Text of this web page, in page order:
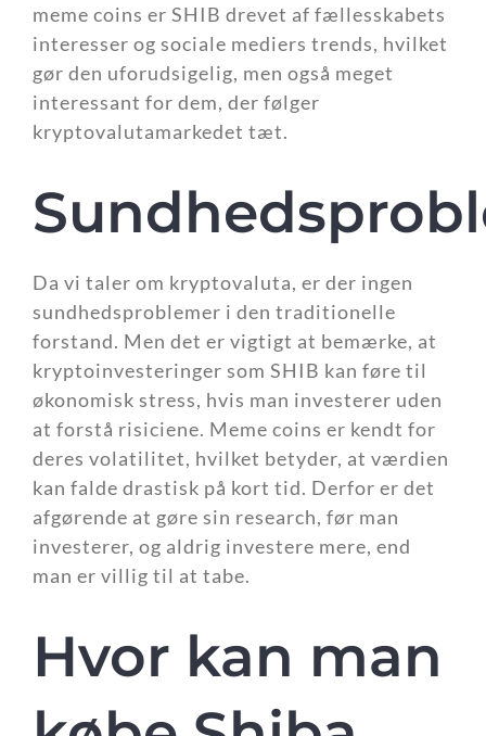
meme coins er SHIB drevet af fællesskabets
interesser og sociale mediers trends, hvilket
gør den uforudsigelig, men også meget
interessant for dem, der følger
kryptovalutamarkedet tæt.
Da vi taler om kryptovaluta, er der ingen
sundhedsproblemer i den traditionelle
forstand. Men det er vigtigt at bemærke, at
kryptoinvesteringer som SHIB kan føre til
økonomisk stress, hvis man investerer uden
at forstå risiciene. Meme coins er kendt for
deres volatilitet, hvilket betyder, at værdien
kan falde drastisk på kort tid. Derfor er det
afgørende at gøre sin research, før man
investerer, og aldrig investere mere, end
man er villig til at tabe.
Hvor kan man